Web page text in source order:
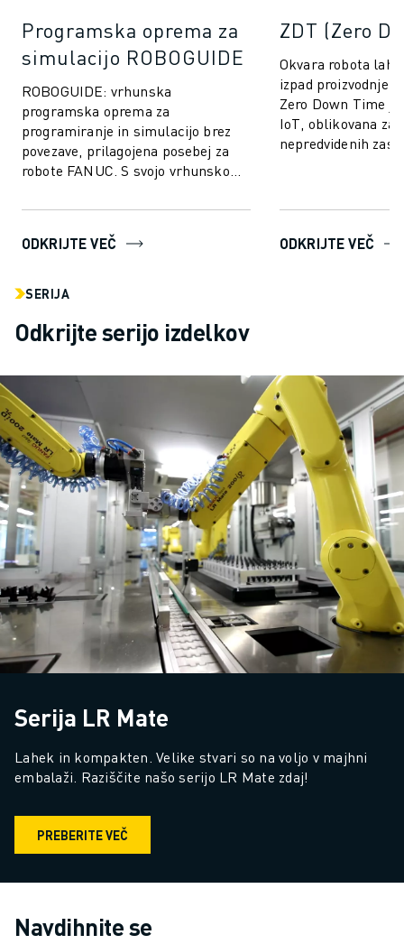
Programska oprema za
simulacijo ROBOGUIDE
ROBOGUIDE: vrhunska
programska oprema za
programiranje in simulacijo brez
povezave, prilagojena posebej za
robote FANUC. S svojo vrhunsko
uporabnikom omogoča, da brez
ODKRIJTE VEČ
ZDT (Zero
Okvara robota
izpad proizvodnje
Zero Down Time
IoT, oblikovana za
nepredvidenih
ODKRIJTE VEČ
SERIJA
Odkrijte serijo izdelkov
Serija LR Mate
Lahek in kompakten. Velike stvari so na voljo v majhni
embalaži. Raziščite našo serijo LR Mate zdaj!
PREBERITE VEČ
Navdihnite se